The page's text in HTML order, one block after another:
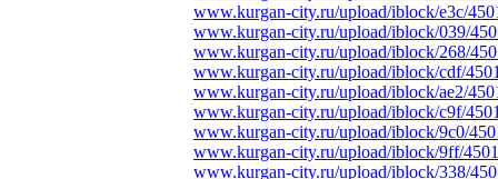
www.kurgan-city.ru/upload/iblock/e3c/
www.kurgan-city.ru/upload/iblock/039/
www.kurgan-city.ru/upload/iblock/268/
www.kurgan-city.ru/upload/iblock/cdf/
www.kurgan-city.ru/upload/iblock/ae2/
www.kurgan-city.ru/upload/iblock/c9f/
www.kurgan-city.ru/upload/iblock/9c0/
www.kurgan-city.ru/upload/iblock/9ff/
www.kurgan-city.ru/upload/iblock/338/